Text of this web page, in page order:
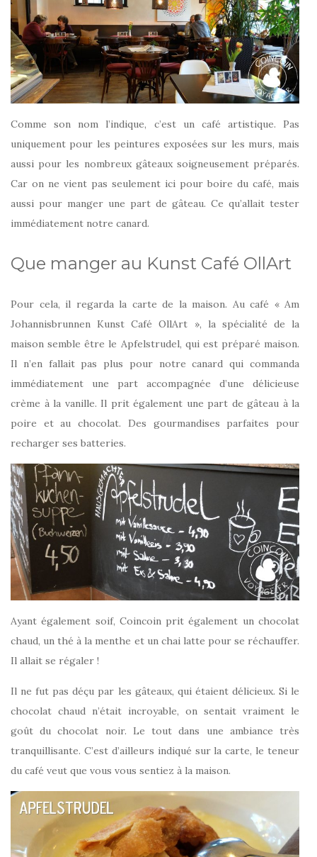
Comme son nom l’indique, c’est un café artistique. Pas
uniquement pour les peintures exposées sur les murs, mais
aussi pour les nombreux gâteaux soigneusement préparés.
Car on ne vient pas seulement ici pour boire du café, mais
aussi pour manger une part de gâteau. Ce qu’allait tester
immédiatement notre canard.
Que manger au Kunst Café OllArt
Pour cela, il regarda la carte de la maison. Au café « Am
Johannisbrunnen Kunst Café OllArt », la spécialité de la
maison semble être le Apfelstrudel, qui est préparé maison.
Il n’en fallait pas plus pour notre canard qui commanda
immédiatement une part accompagnée d’une délicieuse
crème à la vanille. Il prit également une part de gâteau à la
poire et au chocolat. Des gourmandises parfaites pour
recharger ses batteries.
Ayant également soif, Coincoin prit également un chocolat
chaud, un thé à la menthe et un chai latte pour se réchauffer.
Il allait se régaler !
Il ne fut pas déçu par les gâteaux, qui étaient délicieux. Si le
chocolat chaud n’était incroyable, on sentait vraiment le
goût du chocolat noir. Le tout dans une ambiance très
tranquillisante. C’est d’ailleurs indiqué sur la carte, le teneur
du café veut que vous vous sentiez à la maison.